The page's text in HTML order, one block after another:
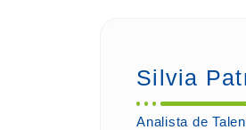
Silvia
Analista de